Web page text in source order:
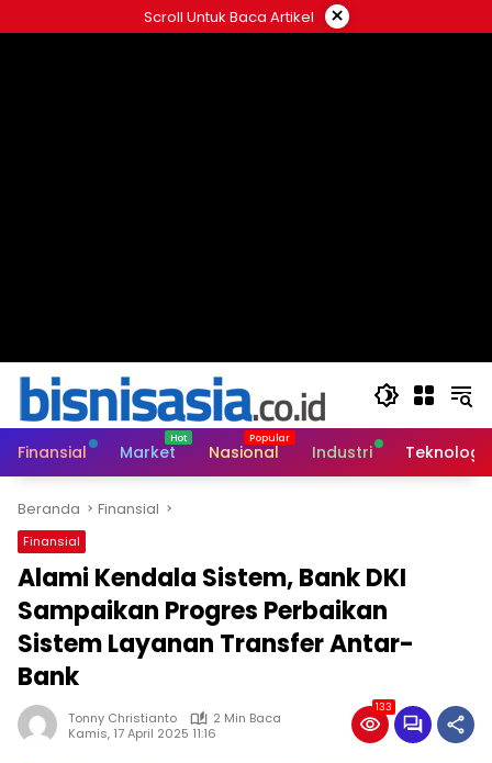
ke
Scroll Untuk Baca Artikel ×
Finansial Market Nasional Industri Teknologi
Beranda Finansial
Finansial
Alami Kendala Sistem, Bank DKI
Sampaikan Progres Perbaikan
Sistem Layanan Transfer Antar-
Bank
Tonny Christianto
2 Min Baca
Kamis, 17 April 2025 11:16
133